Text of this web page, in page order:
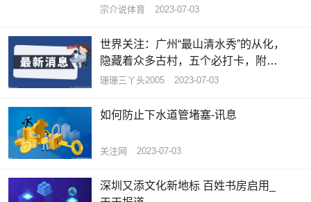
天资讯
宗介说体育 2023-07-03
世界关注：广州“最山清水秀”的从化，
隐藏着众多古村，五个必打卡，附攻
略
珊珊三丫头2005 2023-07-03
如何防止下水道管堵塞-讯息
关注网 2023-07-03
深圳又添文化新地标 百姓书房启用_